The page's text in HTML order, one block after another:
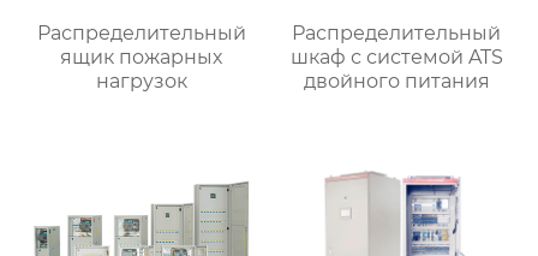
Распределительный
ящик пожарных
нагрузок
Распределительный
шкаф с системой ATS
двойного питания